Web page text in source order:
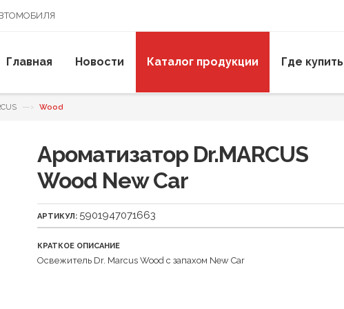
Главная Новости Каталог продукции Где купить
—› Wood
Ароматизатор Dr.MARCUS
Wood New Car
АРТИКУЛ: 5901947071663
КРАТКОЕ ОПИСАНИЕ
Освежитель Dr. Marcus Wood с запахом New Car